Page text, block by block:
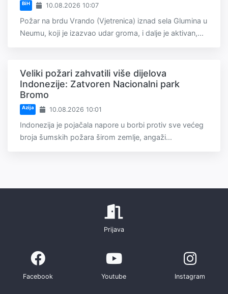
BiH 10.08.2026 10:07
Požar na brdu Vrando (Vjetrenica) iznad sela Glumina u
Neumu, koji je izazvao udar groma, i dalje je aktivan,...
Veliki požari zahvatili više dijelova
Indonezije: Zatvoren Nacionalni park
Bromo
Azija 10.08.2026 10:01
Indonezija je pojačala napore u borbi protiv sve većeg
broja šumskih požara širom zemlje, angaži...
Prijava
Facebook Youtube Instagram